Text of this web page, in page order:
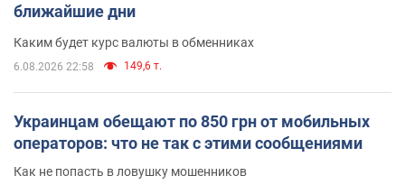
ближайшие дни
Каким будет курс валюты в обменниках
6.08.2026 22:58 149,6 т.
Украинцам обещают по 850 грн от мобильных
операторов: что не так с этими сообщениями
Как не попасть в ловушку мошенников